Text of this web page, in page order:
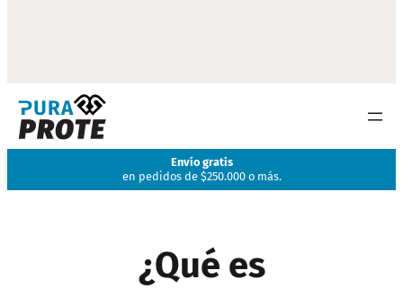
Envío gratis
en pedidos de $250.000 o más.
¿Qué es